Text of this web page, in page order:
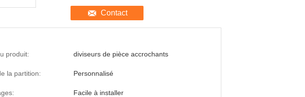
Contact
produit: diviseurs de pièce accrochants
la partition: Personnalisé
Facile à installer